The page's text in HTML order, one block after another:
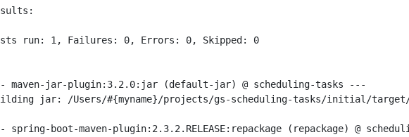
run: 1, Failures: 0, Errors: 0, Skipped: 0
maven-jar-plugin:3.2.0:jar (default-jar) @ scheduling-tasks ---
jar: /Users/#{myname}/projects/gs-scheduling-tasks/initial/target/
spring-boot-maven-plugin:2.3.2.RELEASE:repackage (repackage) @